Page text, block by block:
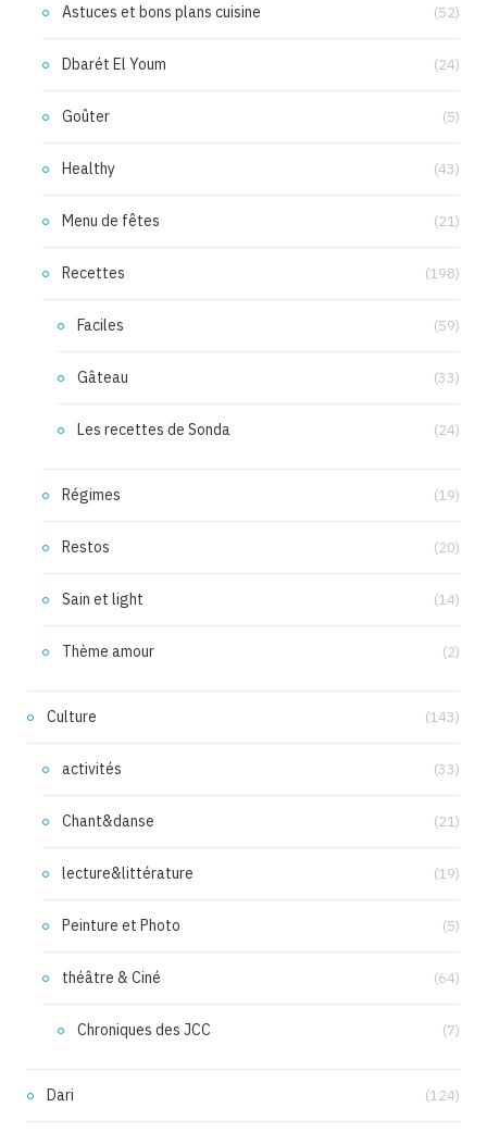
Astuces et bons plans cuisine (52)
Dbarét El Youm (24)
Goûter (5)
Healthy (43)
Menu de fêtes (21)
Recettes (198)
Faciles (59)
Gâteau (33)
Les recettes de Sonda (24)
Régimes (19)
Restos (20)
Sain et light (14)
Thème amour (2)
Culture (143)
activités (33)
Chant&danse (21)
lecture&littérature (19)
Peinture et Photo (5)
théâtre & Ciné (64)
Chroniques des JCC (7)
Dari (124)